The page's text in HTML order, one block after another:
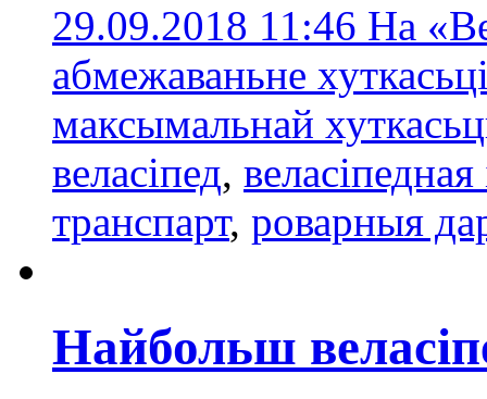
29.09.2018 11:46 На
абмежаваньне
максымальнай
веласіпед,
транспарт, роварныя
Найбольш